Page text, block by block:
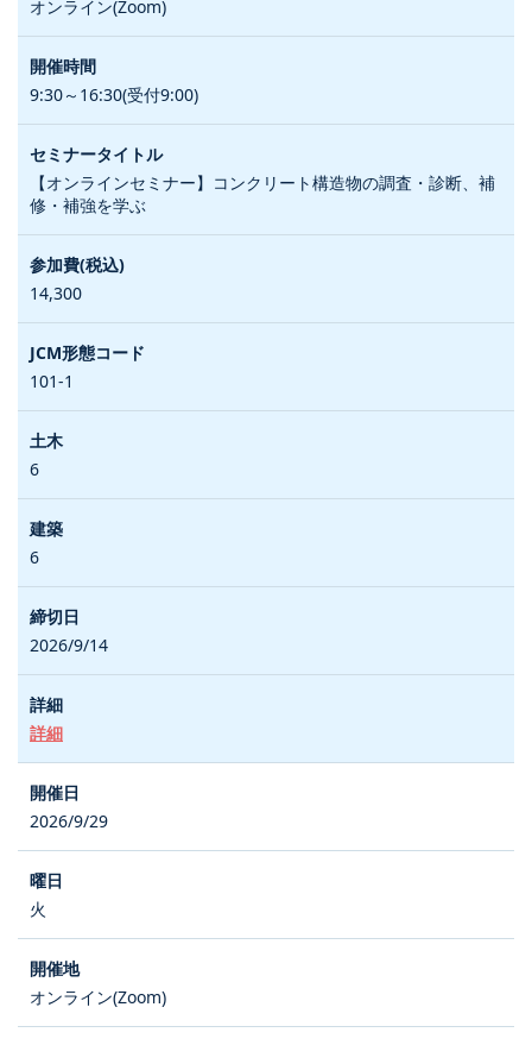
オンライン(Zoom)
9:30～16:30(受付9:00)
【オンラインセミナー】コンクリート構造物の調査・診断、補
修・補強を学ぶ
14,300
101-1
6
6
2026/9/14
詳細
2026/9/29
火
オンライン(Zoom)